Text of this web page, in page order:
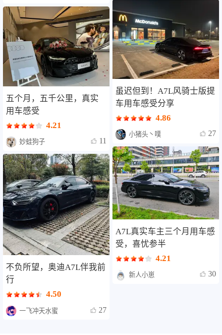
五个月，五千公里，真实
用车感受
4.21
妙蛙狗子 11
不负所望，奥迪A7L伴我前
行
4.50
一飞冲天水蜜 27
虽迟但到！A7L风骑士版提
车用车感受分享
4.86
小猪头丶噗 27
A7L真实车主三个月用车感
受，喜忧参半
4.21
新人小崽 30